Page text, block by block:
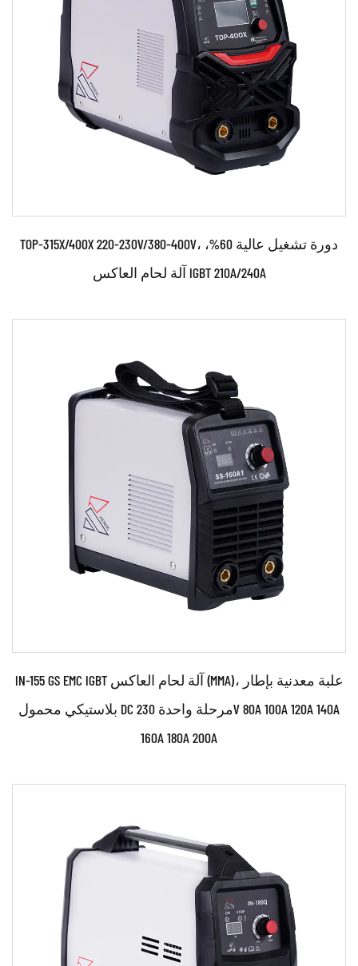
اقرأ أكثر
حدود:
اقرأ أكثر
TOP-315X/400X 220-230V/380-400V، دورة تشغيل عالية 60%،
آلة لحام العاكس IGBT 210A/240A
حدود:
● مع براءة اختراع صينية معتمدة ●يمكن الل...
اقرأ أكثر
IN-155 GS EMC IGBT آلة لحام العاكس (MMA)، علبة معدنية بإطار
بلاستيكي محمول DC مرحلة واحدة 230V 80A 100A 120A 140A
160A 180A 200A